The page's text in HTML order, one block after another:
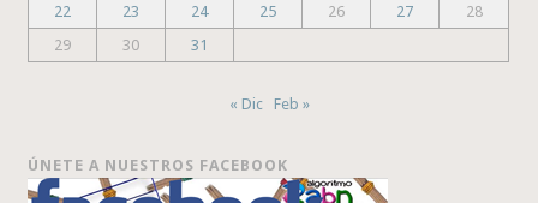
22
23 24 25 26 27
28
29
30 31
« Dic Feb »
ÚNETE A NUESTROS FACEBOOK